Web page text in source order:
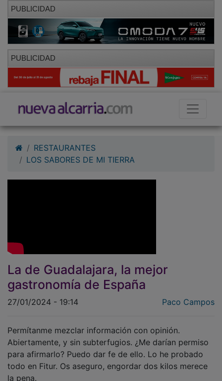
PUBLICIDAD
PUBLICIDAD
LOS SABORES DE MI TIERRA
La de Guadalajara, la mejor
gastronomía de España
27/01/2024 - 19:14
Abiertamente, y sin subterfugios. ¿Me darían permiso
para afirmarlo? Puedo dar fe de ello. Lo he probado
todo en Fitur. Os aseguro, engordar dos kilos merece
la pena.